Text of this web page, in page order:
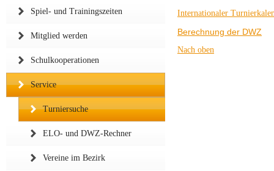
Spiel- und Trainingszeiten
Mitglied werden
Schulkooperationen
Service
Turniersuche
ELO- und DWZ-Rechner
Vereine im Bezirk
Internationaler
Berechnung der DWZ
Nach oben